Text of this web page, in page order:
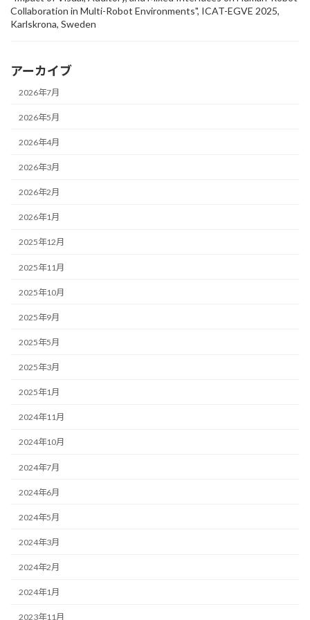
Collaboration in Multi-Robot Environments", ICAT-EGVE 2025,
Karlskrona, Sweden
アーカイブ
2026年7月
2026年5月
2026年4月
2026年3月
2026年2月
2026年1月
2025年12月
2025年11月
2025年10月
2025年9月
2025年5月
2025年3月
2025年1月
2024年11月
2024年10月
2024年7月
2024年6月
2024年5月
2024年3月
2024年2月
2024年1月
2023年11月